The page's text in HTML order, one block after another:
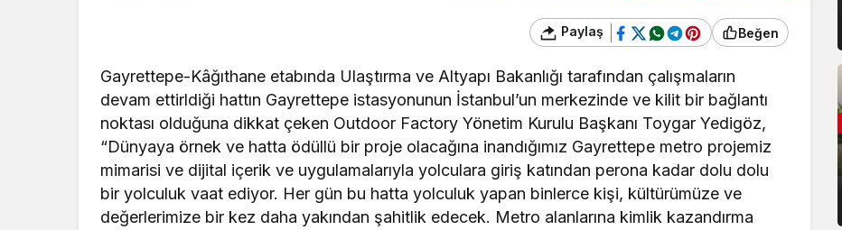
Paylaş Beğen
Gayrettepe-Kâğıthane etabında Ulaştırma ve Altyapı Bakanlığı tarafından çalışmaların
devam ettirldiği hattın Gayrettepe istasyonunun İstanbul’un merkezinde ve kilit bir bağlantı
noktası olduğuna dikkat çeken Outdoor Factory Yönetim Kurulu Başkanı Toygar Yedigöz,
“Dünyaya örnek ve hatta ödüllü bir proje olacağına inandığımız Gayrettepe metro projemiz
mimarisi ve dijital içerik ve uygulamalarıyla yolculara giriş katından perona kadar dolu dolu
bir yolculuk vaat ediyor. Her gün bu hatta yolculuk yapan binlerce kişi, kültürümüze ve
değerlerimize bir kez daha yakından şahitlik edecek. Metro alanlarına kimlik kazandırma